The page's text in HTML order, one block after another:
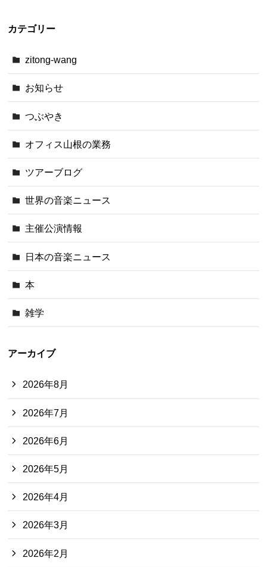
カテゴリー
zitong-wang
お知らせ
つぶやき
オフィス山根の業務
ツアーブログ
世界の音楽ニュース
主催公演情報
日本の音楽ニュース
本
雑学
アーカイブ
2026年8月
2026年7月
2026年6月
2026年5月
2026年4月
2026年3月
2026年2月